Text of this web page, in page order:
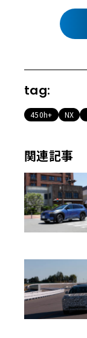
tag:
450h+ NX
関連記事